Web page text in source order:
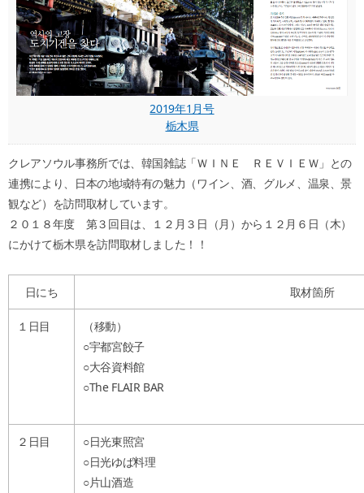
2019年1月号
栃木県
クレアソウル事務所では、韓国雑誌「ＷＩＮＥ ＲＥＶＩＥＷ」との
連携により、日本の地域特有の魅力（ワイン、酒、グルメ、温泉、景
観など）を訪問取材しています。
２０１８年度 第３回目は、１２月３日（月）から１２月６日（木）
にかけて栃木県を訪問取材しました！！
日にち 取材箇所
１日目
（移動）
○宇都宮餃子
○大谷資料館
○The FLAIR BAR
２日目
○日光東照宮
○日光ゆば料理
○片山酒造